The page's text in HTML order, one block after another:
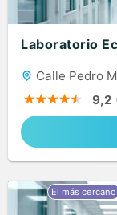
Laboratorio
Calle Pedro
9,2